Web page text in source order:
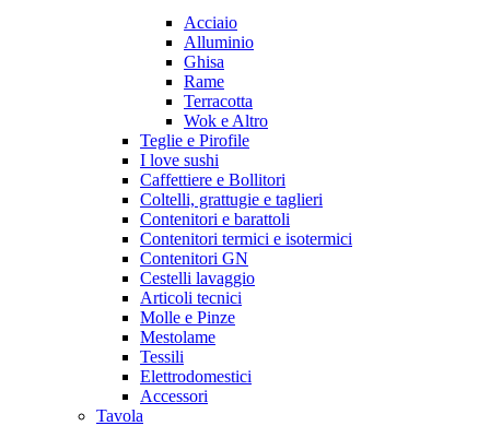
Acciaio
Alluminio
Ghisa
Rame
Terracotta
Wok e Altro
Teglie e Pirofile
I love sushi
Caffettiere e Bollitori
Coltelli, grattugie e taglieri
Contenitori e barattoli
Contenitori termici e isotermici
Contenitori GN
Cestelli lavaggio
Articoli tecnici
Molle e Pinze
Mestolame
Tessili
Elettrodomestici
Accessori
Tavola